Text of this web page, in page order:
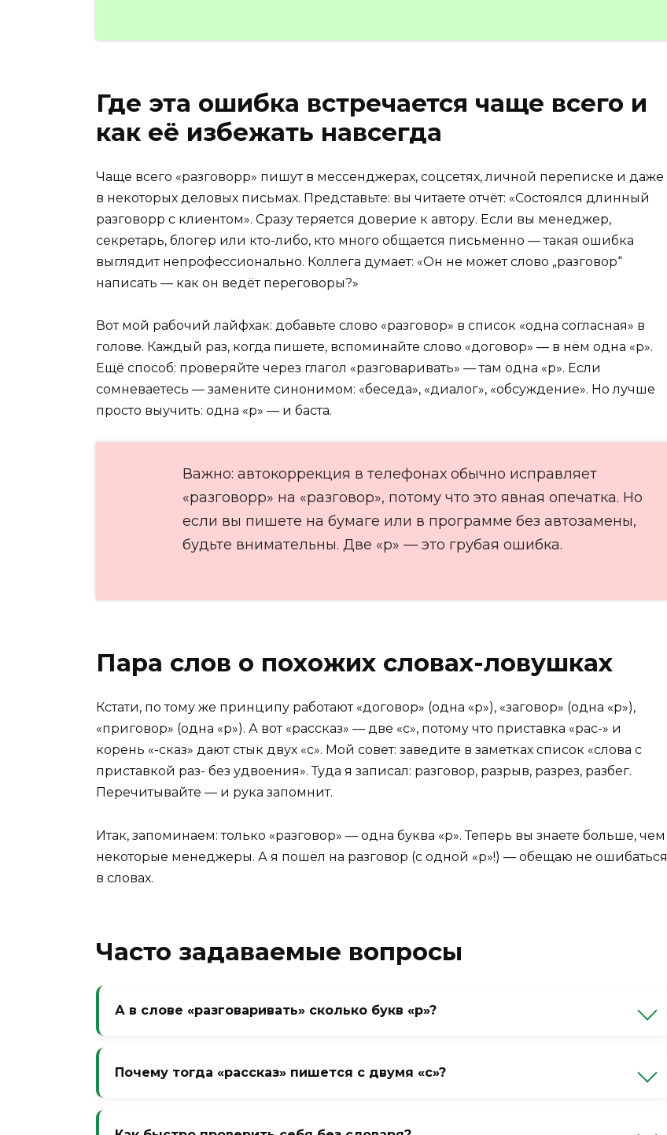
Где эта ошибка встречается чаще всего и
как её избежать навсегда
Чаще всего «разговорр» пишут в мессенджерах, соцсетях, личной переписке и даже
в некоторых деловых письмах. Представьте: вы читаете отчёт: «Состоялся длинный
разговорр с клиентом». Сразу теряется доверие к автору. Если вы менеджер,
секретарь, блогер или кто-либо, кто много общается письменно — такая ошибка
выглядит непрофессионально. Коллега думает: «Он не может слово „разговор“
написать — как он ведёт переговоры?»
Вот мой рабочий лайфхак: добавьте слово «разговор» в список «одна согласная» в
голове. Каждый раз, когда пишете, вспоминайте слово «договор» — в нём одна «р».
Ещё способ: проверяйте через глагол «разговаривать» — там одна «р». Если
сомневаетесь — замените синонимом: «беседа», «диалог», «обсуждение». Но лучше
просто выучить: одна «р» — и баста.
Важно: автокоррекция в телефонах обычно исправляет
«разговорр» на «разговор», потому что это явная опечатка. Но
если вы пишете на бумаге или в программе без автозамены,
будьте внимательны. Две «р» — это грубая ошибка.
Пара слов о похожих словах-ловушках
Кстати, по тому же принципу работают «договор» (одна «р»), «заговор» (одна «р»),
«приговор» (одна «р»). А вот «рассказ» — две «с», потому что приставка «рас-» и
корень «-сказ» дают стык двух «с». Мой совет: заведите в заметках список «слова с
приставкой раз- без удвоения». Туда я записал: разговор, разрыв, разрез, разбег.
Перечитывайте — и рука запомнит.
Итак, запоминаем: только «разговор» — одна буква «р». Теперь вы знаете больше, чем
некоторые менеджеры. А я пошёл на разговор (с одной «р»!) — обещаю не ошибаться
в словах.
Часто задаваемые вопросы
А в слове «разговаривать» сколько букв «р»?
Почему тогда «рассказ» пишется с двумя «с»?